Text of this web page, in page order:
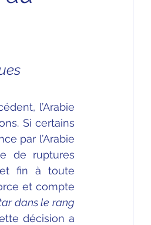
l’Arabie
Si certains
par l’Arabie
de ruptures
fin à toute
et compte
dans le rang
décision a